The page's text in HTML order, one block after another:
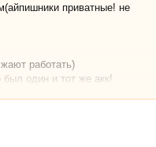
приватные! не
работать)
один и тот же акк!